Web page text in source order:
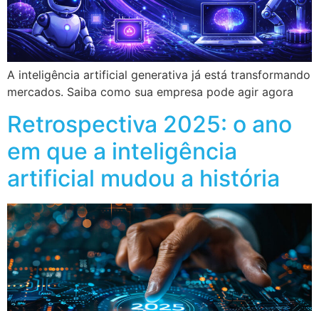
A inteligência artificial generativa já está transformando
mercados. Saiba como sua empresa pode agir agora
Retrospectiva 2025: o ano
em que a inteligência
artificial mudou a história